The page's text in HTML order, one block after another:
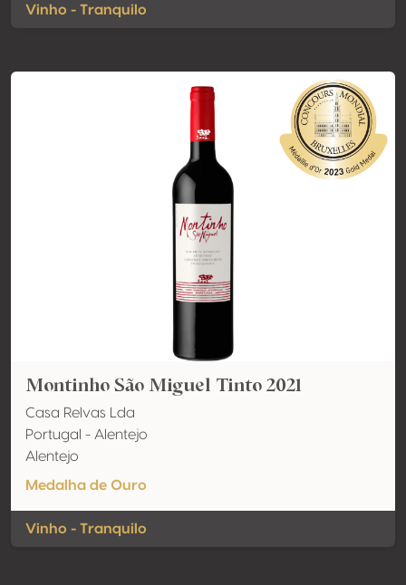
Vinho - Tranquilo
Montinho São Miguel Tinto 2021
Casa Relvas Lda
Portugal - Alentejo
Alentejo
Medalha de Ouro
Vinho - Tranquilo